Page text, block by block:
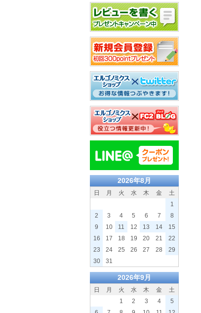
2026年8月
日 月 火 水 木 金
土
1
2
3 4 5 6 7
8
9
10 11 12 13 14
15
16
17 18 19 20 21
22
23
24 25 26 27 28
29
30
31
2026年9月
日 月 火 水 木 金
土
1
2 3 4
5